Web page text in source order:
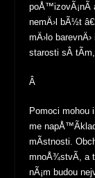
poÅ™izovÃ¡nÃ­
nemÄ›l bÃ½t
mÄ›lo
starosti sÂ
Â
Pomoci mohou
me
mÃ­stnosti.
mnoÅ¾stvÃ­, a
nÃ¡m budou